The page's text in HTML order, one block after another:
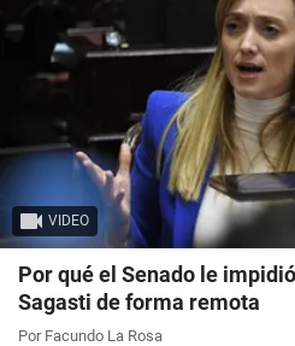
VIDEO
Por qué el Senado le
Sagasti de forma remota
Por Facundo La Rosa